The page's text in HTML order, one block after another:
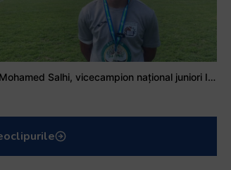
Mohamed Salhi, vicecampion național juniori I: Rugby-ul te învață să accepți și înfrângerile